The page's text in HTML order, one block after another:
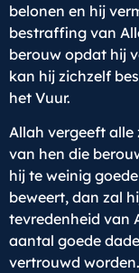
belonen en hij
bestraffing van
berouw opdat hij
kan hij zichzelf
het Vuur.
Allah vergeeft
van hen die
hij te weinig
beweert, dan zal
tevredenheid van
aantal goede
vertrouwd